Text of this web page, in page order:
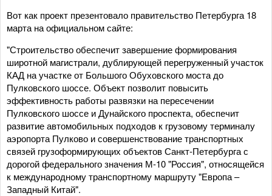
Вот как проект презентовало правительство Петербурга 18
марта на официальном сайте:
"Строительство обеспечит завершение формирования
широтной магистрали, дублирующей перегруженный участок
КАД на участке от Большого Обуховского моста до
Пулковского шоссе. Объект позволит повысить
эффективность работы развязки на пересечении
Пулковского шоссе и Дунайского проспекта, обеспечит
развитие автомобильных подходов к грузовому терминалу
аэропорта Пулково и совершенствование транспортных
связей грузоформирующих объектов Санкт-Петербурга с
дорогой федерального значения М-10 "Россия", относящейся
к международному транспортному маршруту "Европа –
Западный Китай".